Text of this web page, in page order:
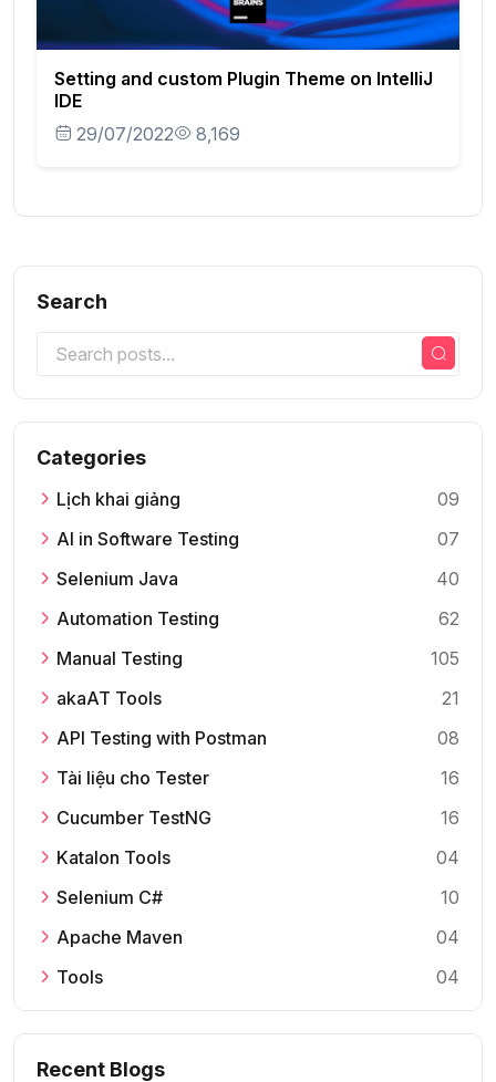
Search
Categories
Lịch khai giảng
09
AI in Software Testing
07
Selenium Java
40
Automation Testing
62
Manual Testing
105
akaAT Tools
21
API Testing with Postman
08
Tài liệu cho Tester
16
Cucumber TestNG
16
Katalon Tools
04
Selenium C#
10
Apache Maven
04
Tools
04
Recent Blogs
Setting and custom Plugin Theme on IntelliJ
IDE
29/07/2022
8,169